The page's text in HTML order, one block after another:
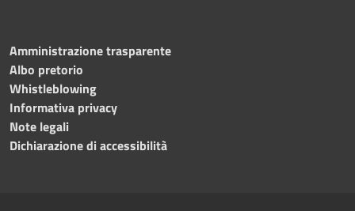
Amministrazione trasparente
Albo pretorio
Whistleblowing
Informativa privacy
Note legali
Dichiarazione di accessibilità